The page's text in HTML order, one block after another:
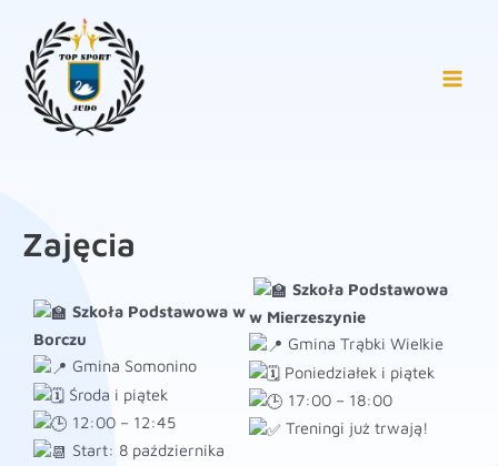
treści
Zajęcia
Szkoła Podstawowa w
Borczu
Gmina Somonino
Środa i piątek
12:00 – 12:45
Start: 8 października
Szkoła Podstawowa
w Mierzeszynie
Gmina Trąbki Wielkie
Poniedziałek i piątek
17:00 – 18:00
Treningi już trwają!